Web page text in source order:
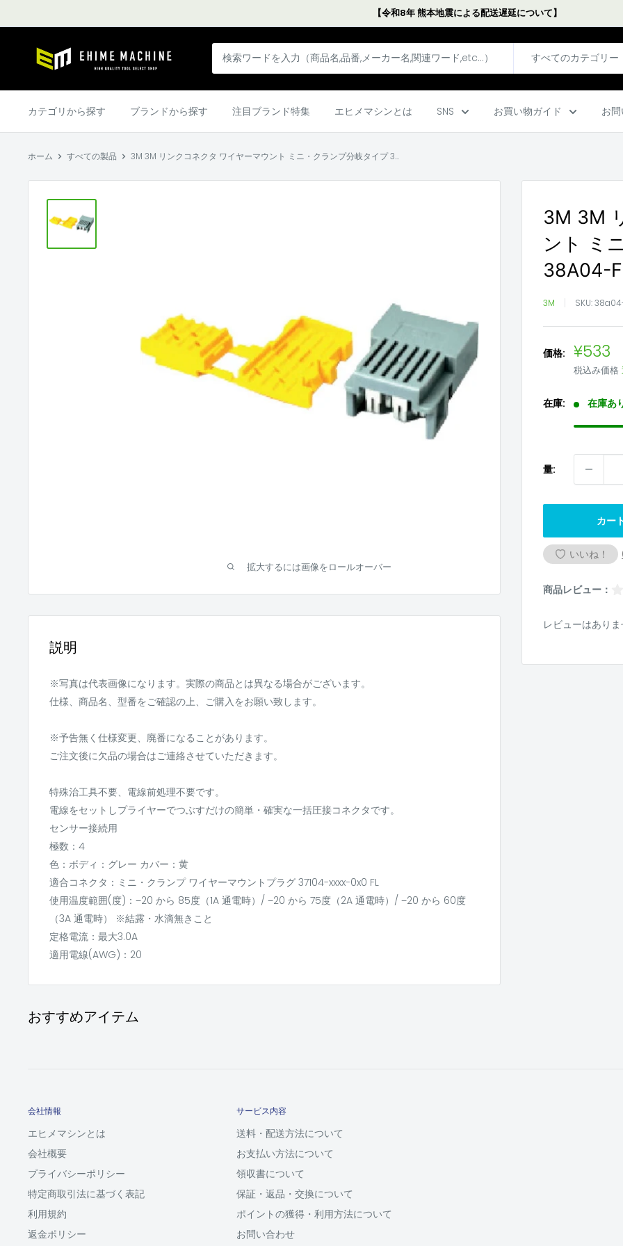
ン
キ
【令和8年 熊本地震による配送遅延について】
エ
ヒ
本
すべてのカテゴリー
カテゴリから探す ブランドから探す 注目ブランド特集 エヒメマシンとは SNS お買い物ガイド お
ホーム すべての製品 3M 3M リンクコネクタ ワイヤーマウント ミニ・クランプ分岐タイプ 3...
拡大するには画像をロールオーバー
3M 3M
ント ミ
38A04-
3M SKU:
価格: 販
売
価
格
¥533
税込み価格
在庫: 在庫あ
量:
カー
いいね！
商品レビュー：
レビューはあり
説明
※写真は代表画像になります。実際の商品とは異なる場合がございます。
仕様、商品名、型番をご確認の上、ご購入をお願い致します。
※予告無く仕様変更、廃番になることがあります。
ご注文後に欠品の場合はご連絡させていただきます。
特殊治工具不要、電線前処理不要です。
電線をセットしプライヤーでつぶすだけの簡単・確実な一括圧接コネクタです。
センサー接続用
極数：4
色：ボディ：グレー カバー：黄
適合コネクタ：ミニ・クランプ ワイヤーマウントプラグ 37104-xxxx-0x0 FL
使用温度範囲(度)：−20 から 85度（1A 通電時）/ −20 から 75度（2A 通電時）/ −20 から 60度
（3A 通電時） ※結露・水滴無きこと
定格電流：最大3.0A
適用電線(AWG)：20
おすすめアイテム
会社情報
エヒメマシンとは
会社概要
プライバシーポリシー
特定商取引法に基づく表記
利用規約
返金ポリシー
サービス内容
送料・配送方法について
お支払い方法について
領収書について
保証・返品・交換について
ポイントの獲得・利用方法について
お問い合わせ